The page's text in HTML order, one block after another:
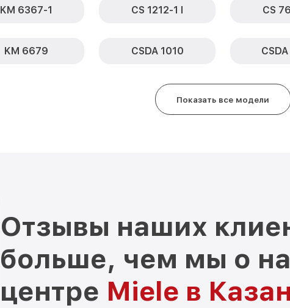
KM 6367-1 CS 1212-1 I CS
KM 6679 CSDA 1010
Показать все модели
Отзывы наших
больше, чем мы о
центре Miele в